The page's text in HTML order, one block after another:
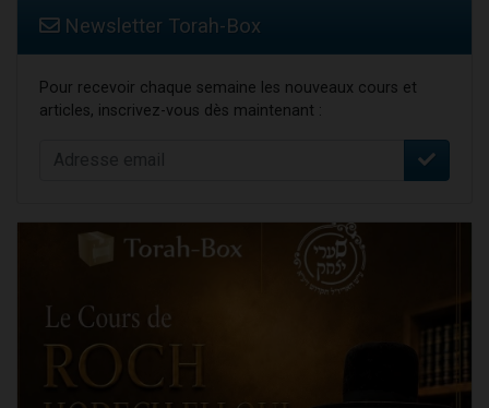
Newsletter Torah-Box
Pour recevoir chaque semaine les nouveaux cours et
articles, inscrivez-vous dès maintenant :